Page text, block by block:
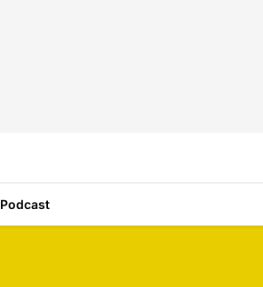
Podcast